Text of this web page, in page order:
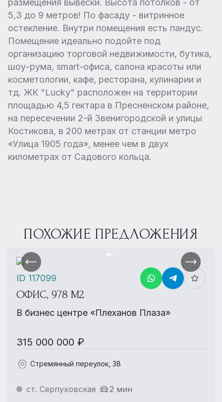
размещения вывески. Высота потолков - от
5,3 до 9 метров! По фасаду - витринное
остекление. Внутри помещения есть пандус.
Помещение идеально подойте под
организацию торговой недвижимости, бутика,
шоу-рума, smart-офиса, салона красоты или
косметологии, кафе, ресторана, кулинарии и
тд. ЖК "Lucky" расположен на территории
площадью 4,5 гектара в Пресненском районе,
на пересечении 2-й Звенигородской и улицы
Костикова, в 200 метрах от станции метро
«Улица 1905 года», менее чем в двух
километрах от Садового кольца.
ПОХОЖИЕ ПРЕДЛОЖЕНИЯ
ОФИС, 978 М2
В бизнес центре «Плеханов Плаза»
315 000 000 ₽
Стремянный переулок, 38
ст. Серпуховская
2 мин
ID 117099